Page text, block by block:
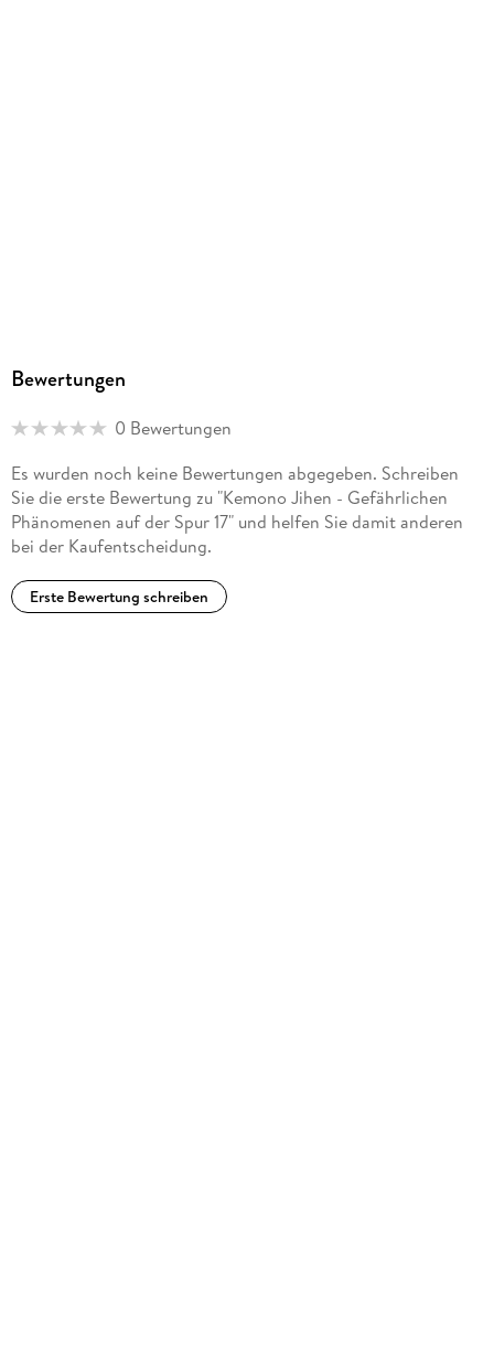
Bewertungen
0 Bewertungen
Es wurden noch keine Bewertungen abgegeben. Schreiben
Sie die erste Bewertung zu "Kemono Jihen - Gefährlichen
Phänomenen auf der Spur 17" und helfen Sie damit anderen
bei der Kaufentscheidung.
Erste Bewertung schreiben